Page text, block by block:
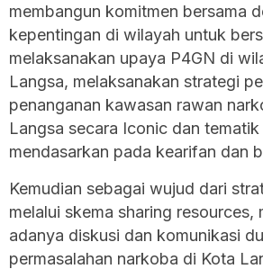
membangun komitmen bersama
kepentingan di wilayah untuk
melaksanakan upaya P4GN di
Langsa, melaksanakan strategi
penanganan kawasan rawan
Langsa secara Iconic dan
mendasarkan pada kearifan dan
Kemudian sebagai wujud dari
melalui skema sharing resources,
adanya diskusi dan komunikasi
permasalahan narkoba di Kota